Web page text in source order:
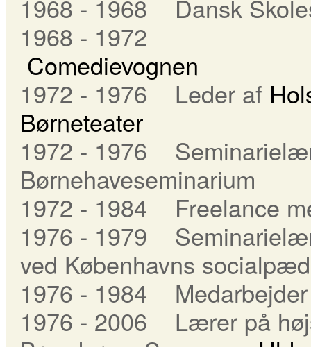
1968 - 1968 Dansk
1968 - 1972
Comedievognen
1972 - 1976 Leder af
Børneteater
1972 - 1976
Børnehaveseminarium
1972 - 1984 Freelance
1976 - 1979
ved Københavns
1976 - 1984
1976 - 2006 Lærer på